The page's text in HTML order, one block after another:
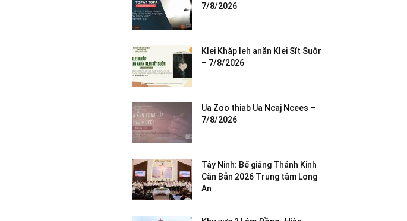
7/8/2026
Klei Khăp leh anăn Klei Sĭt Suôr
– 7/8/2026
Ua Zoo thiab Ua Ncaj Ncees –
7/8/2026
Tây Ninh: Bế giảng Thánh Kinh
Căn Bản 2026 Trung tâm Long
An